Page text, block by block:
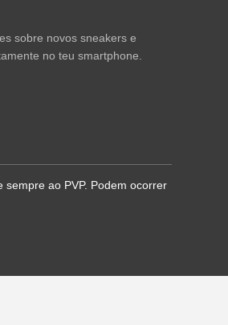
sobre novos sneakers e
no teu smartphone.
ao PVP. Podem ocorrer